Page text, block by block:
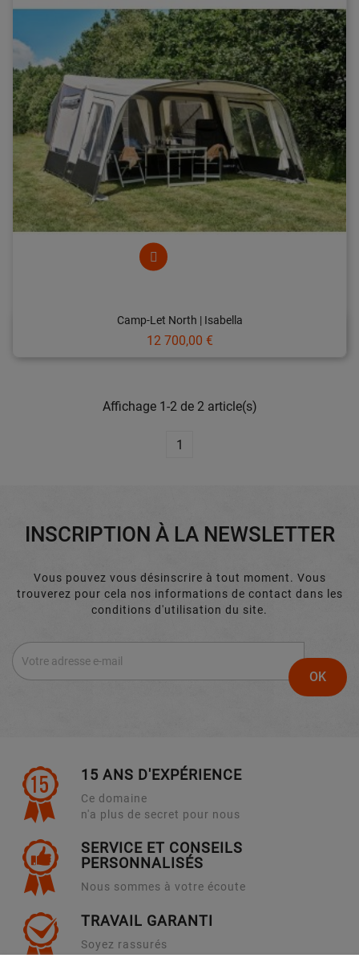
Camp-Let North | Isabella
Prix
12 700,00 €
Affichage 1-2 de 2 article(s)
1
INSCRIPTION À LA NEWSLETTER
Vous pouvez vous désinscrire à tout moment. Vous
trouverez pour cela nos informations de contact dans les
conditions d'utilisation du site.
15 ANS D'EXPÉRIENCE
Ce domaine
n'a plus de secret pour nous
SERVICE ET CONSEILS
PERSONNALISÉS
Nous sommes à votre écoute
TRAVAIL GARANTI
Soyez rassurés